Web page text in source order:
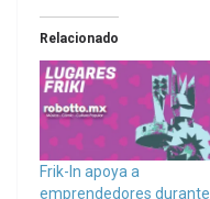
Relacionado
Frik-In apoya a
emprendedores durante